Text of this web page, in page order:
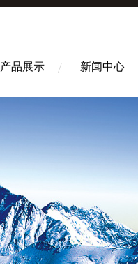
产品展示 新闻中心